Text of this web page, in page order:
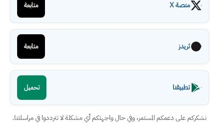
منصة X متابعة
ثريدز متابعة
تطبيقنا تحميل
نشكركم على دعمكم المستمر، وفي حال واجهتكم أي مشكلة لا تترددوا في مراسلتنا.